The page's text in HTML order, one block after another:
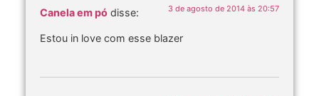
Canela em pó disse: 3 de agosto de 2014 às 20:57
Estou in love com esse blazer